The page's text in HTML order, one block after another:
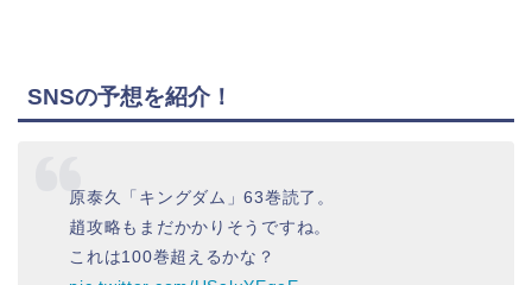
SNSの予想を紹介！
原泰久「キングダム」63巻読了。
趙攻略もまだかかりそうですね。
これは100巻超えるかな？